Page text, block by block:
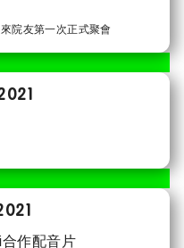
院友第一次正式聚會
作配音片